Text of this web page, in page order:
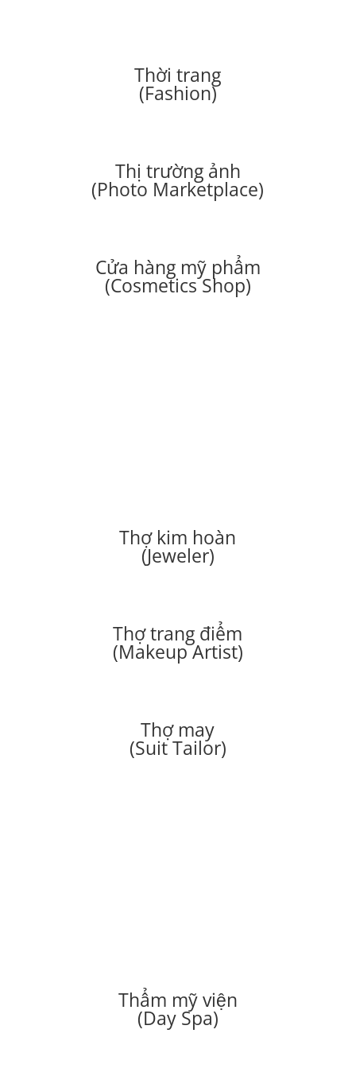
Thời trang
(Fashion)
Thị trường ảnh
(Photo Marketplace)
Cửa hàng mỹ phẩm
(Cosmetics Shop)
Thợ kim hoàn
(Jeweler)
Thợ trang điểm
(Makeup Artist)
Thợ may
(Suit Tailor)
Thẩm mỹ viện
(Day Spa)